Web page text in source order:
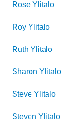
Rose Ylitalo
Roy Ylitalo
Ruth Ylitalo
Sharon Ylitalo
Steve Ylitalo
Steven Ylitalo